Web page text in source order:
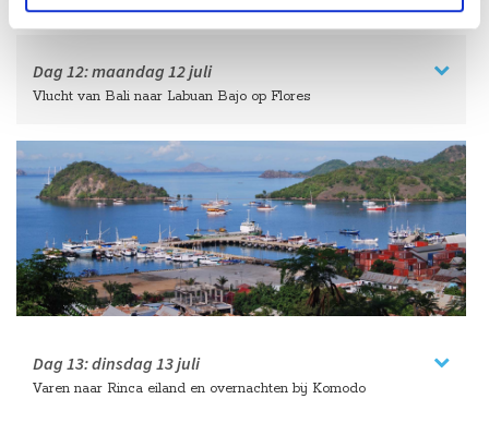
Dag 12:maandag 12 juli
Vlucht van Bali naar Labuan Bajo op Flores
Dag 13:dinsdag 13 juli
Varen naar Rinca eiland en overnachten bij Komodo